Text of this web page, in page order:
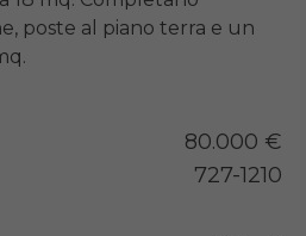
poste al piano terra e un
80.000 €
727-1210